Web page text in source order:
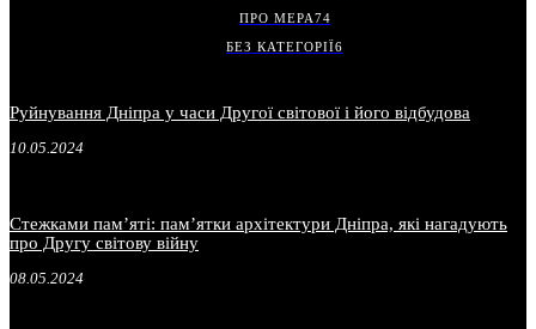
ПРО МЕРА74
БЕЗ КАТЕГОРІЇ6
Руйнування Дніпра у часи Другої світової і його відбудова
10.05.2024
Стежками пам’яті: пам’ятки архітектури Дніпра, які нагадують
про Другу світову війну
08.05.2024